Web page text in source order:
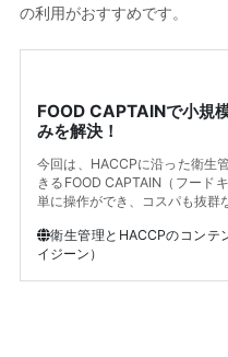
の利用がおすすめです。
FOOD CAPTAINで小規
みを解決！
今回は、HACCPに沿った衛生
きるFOOD CAPTAIN（フード
単に操作ができ、コスパも抜群
衛生管理とHACCPのコン
イジーン）